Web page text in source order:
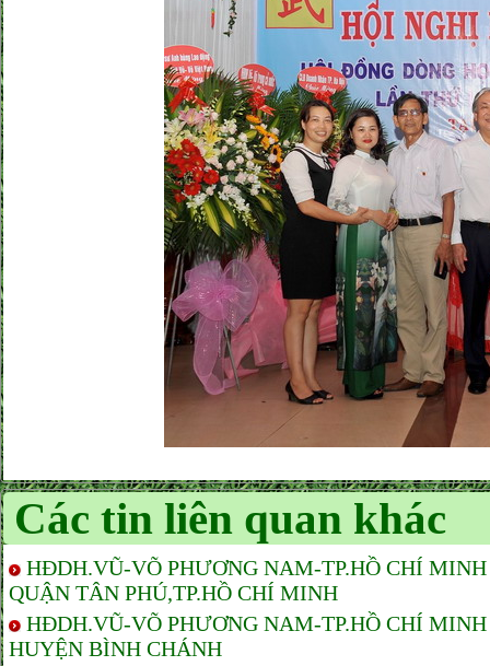
Các tin liên quan khác
HĐDH.VŨ-VÕ PHƯƠNG NAM-TP.HỒ CHÍ
QUẬN TÂN PHÚ,TP.HỒ CHÍ MINH
HĐDH.VŨ-VÕ PHƯƠNG NAM-TP.HỒ CHÍ
HUYỆN BÌNH CHÁNH